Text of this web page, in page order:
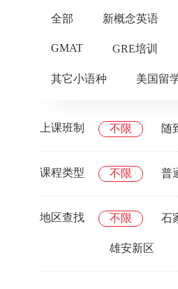
全部 新概念英语
GMAT GRE培训
其它小语种 美国留
上课班制 不限 随
课程类型 不限 普
地区查找 不限 石
雄安新区